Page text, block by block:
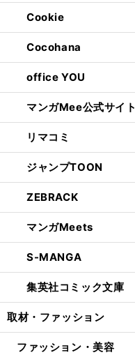
Cookie
Cocohana
office YOU
マンガMee公式サイト
リマコミ
ジャンプTOON
ZEBRACK
マンガMeets
S-MANGA
集英社コミック文庫
取材・ファッション
ファッション・美容